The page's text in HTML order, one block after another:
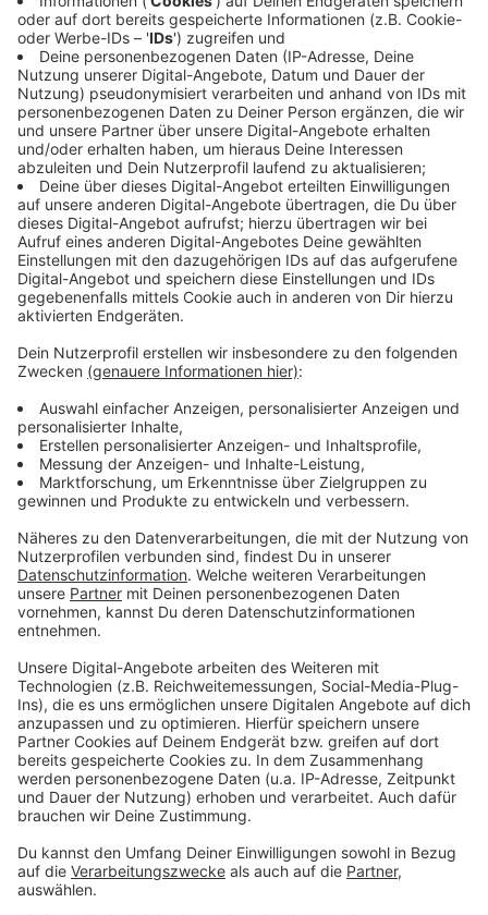
festgenommen werden. Zum Zeitpunkt der Tat war er
bereits wegen eines ähnlichen Vergehens auf
Bewährung. Nun muss er für zwölf Jahre ins Gefängnis.
07:46: Neues Hotel soll Ende des Jahres öffnen
Eigentlich sollte es schon vor vier Jahren fertig sein,
jetzt steht ein neuer Eröffnungstermin für das neue
Hotel an der Künkelstraße fest: Ende das Jahres soll
das Hotel in Eicken eröffnen - wenn alles nach Plan
läuft. Das hat der zukünftige Hotelbetreiber
DORMERO bekanntgegeben. Das Hotel besteht zum
Großteil aus Holz und soll 110 Zimmer und 25
Apartments haben. Auch Veranstaltungsräume, eine
Lounge mit Bar und einen Fitnessraum soll es darin
geben. Ursache für die Verzögerungen war unter
anderem die Insolvenz des Bauunternehmens, das die
fertigen Holz-Module für das Hotel herstellen sollte.
Ende vergangenen Jahres wurde dann sogar ein
Insolvenzplanverfahren in Eigenverantwortung
beantragt. Zu dem Zeitpunkt war noch völlig unklar,
was mit dem fast fertigen Hotelbau passieren wird.
07:15: Reaktionen auf Aus der Protected Bike Lane
"Eine heftige juristische Klatsche": Mit diesen Worten
hat die Mönchengladbacher CDU-Fraktion jetzt auf
den Rückbau der Protected Bike Lane auf der
Hohenzollernstraße reagiert. Das
Oberverwaltungsgericht Düsseldorf hatte nach dem
Eilantrag eines Bürgers vor Kurzem beschlossen, dass
die Fahrradstraße dort nicht bleiben darf. Die CDU-
Fraktion sieht sich nun in ihrer jahrelangen Kritik